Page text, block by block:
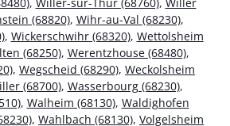
(68820), Wihr-au-Val (68230),
, Wickerschwihr (68320), Wettolsheim
(68250), Werentzhouse (68480),
, Wegscheid (68290), Weckolsheim
(68700), Wasserbourg (68230),
, Walheim (68130), Waldighofen
, Wahlbach (68130), Volgelsheim